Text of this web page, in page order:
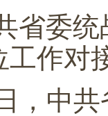
省委
工作对
，中